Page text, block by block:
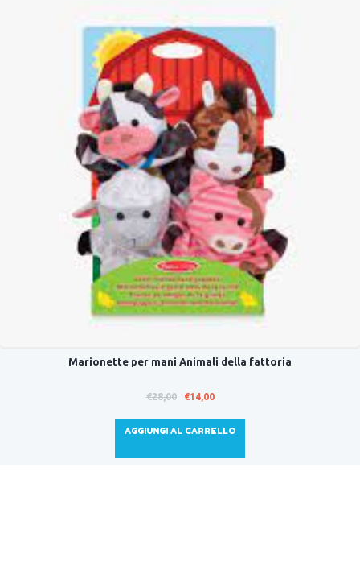
Marionette per mani Animali della fattoria
€28,00
Il
originale
€14,00Il
attuale
AGGIUNGI AL CARRELLO